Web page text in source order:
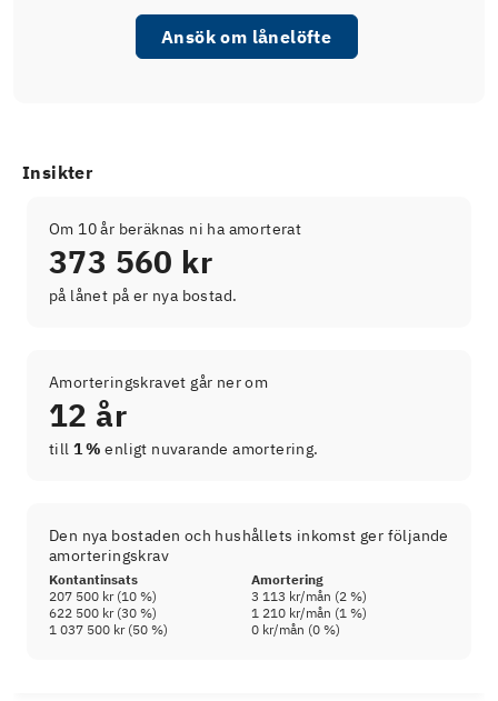
Ansök om lånelöfte
Insikter
Om 10 år beräknas ni ha amorterat
373 560 kr
på lånet på er nya bostad.
Amorteringskravet går ner om
12 år
till 1 % enligt nuvarande amortering.
Den nya bostaden och hushållets inkomst ger följande
amorteringskrav
Kontantinsats
Amortering
207 500 kr(10 %) 3 113 kr/mån (2 %)
622 500 kr(30 %) 1 210 kr/mån (1 %)
1 037 500 kr(50 %) 0 kr/mån (0 %)